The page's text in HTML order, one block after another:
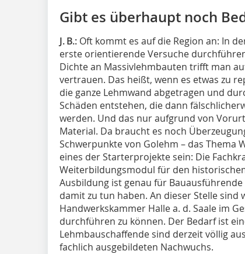
Gibt es überhaupt noch
J. B.: Oft kommt es auf die Region an: In
erste orientierende Versuche
Dichte an Massivlehmbauten trifft man
vertrauen. Das heißt, wenn es etwas zu
die ganze Lehmwand abgetragen und
Schäden entstehen, die dann
werden. Und das nur aufgrund von
Material. Da braucht es noch
Schwerpunkte von Golehm – das Thema
eines der Starterprojekte sein: Die
Weiterbildungsmodul für den
Ausbildung ist genau für
damit zu tun haben. An dieser Stelle sind
Handwerkskammer Halle a. d. Saale im
durchführen zu können. Der Bedarf ist
Lehmbauschaffende sind derzeit völlig
fachlich ausgebildeten Nachwuchs.